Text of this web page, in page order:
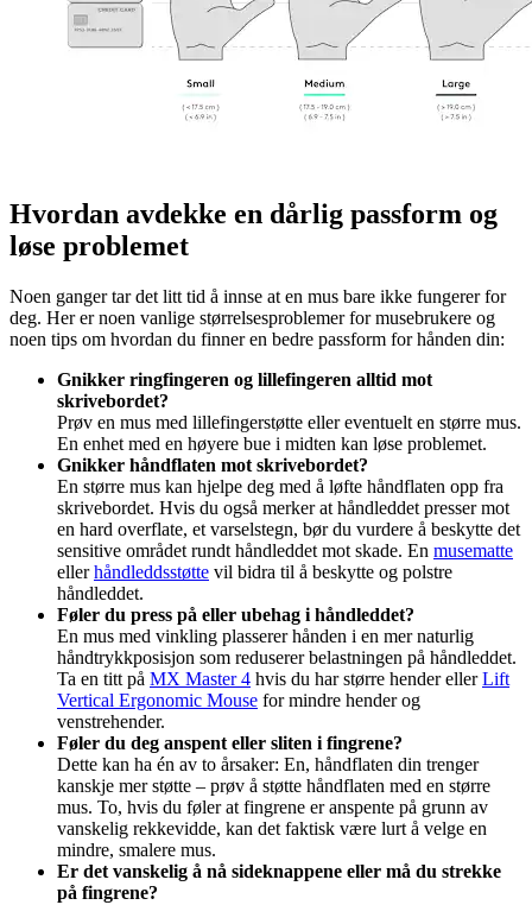
Hvordan avdekke en dårlig passform og
løse problemet
Noen ganger tar det litt tid å innse at en mus bare ikke fungerer for
deg. Her er noen vanlige størrelsesproblemer for musebrukere og
noen tips om hvordan du finner en bedre passform for hånden din:
Gnikker ringfingeren og lillefingeren alltid mot
skrivebordet?
Prøv en mus med lillefingerstøtte eller eventuelt en større mus.
En enhet med en høyere bue i midten kan løse problemet.
Gnikker håndflaten mot skrivebordet?
En større mus kan hjelpe deg med å løfte håndflaten opp fra
skrivebordet. Hvis du også merker at håndleddet presser mot
en hard overflate, et varselstegn, bør du vurdere å beskytte det
sensitive området rundt håndleddet mot skade. En musematte
ellerhåndleddsstøtte vil bidra til å beskytte og polstre
håndleddet.
Føler du press på eller ubehag i håndleddet?
En mus med vinkling plasserer hånden i en mer naturlig
håndtrykkposisjon som reduserer belastningen på håndleddet.
Ta en titt på MX Master 4 hvis du har større hender ellerLift
Vertical Ergonomic Mouse for mindre hender og
venstrehender.
Føler du deg anspent eller sliten i fingrene?
Dette kan ha én av to årsaker: En, håndflaten din trenger
kanskje mer støtte – prøv å støtte håndflaten med en større
mus. To, hvis du føler at fingrene er anspente på grunn av
vanskelig rekkevidde, kan det faktisk være lurt å velge en
mindre, smalere mus.
Er det vanskelig å nå sideknappene eller må du strekke
på fingrene?